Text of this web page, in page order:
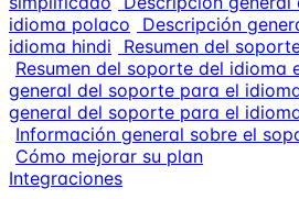
idioma polaco
Descripción
idioma hindi
Resumen del
Resumen del soporte del idioma
general del soporte para el
general del soporte para el
Información general sobre el
Cómo mejorar su plan
Integraciones